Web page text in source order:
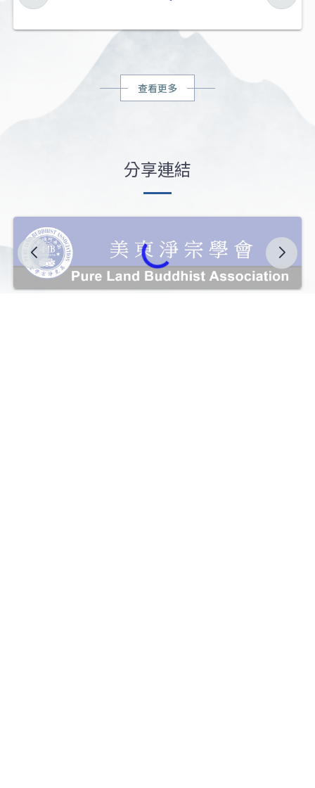
查看更多
分享連結